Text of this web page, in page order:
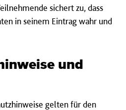
sichert zu, dass
in seinem Eintrag wahr und
und
gelten für den